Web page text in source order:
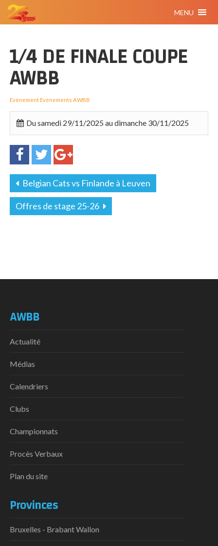
MENU
1/4 DE FINALE COUPE
AWBB
EvénementEvénements AWBB
Du samedi 29/11/2025 au dimanche 30/11/2025
Belgian Cats vs Finlande à Leuven
Offres de stage 25-26
AWBB
Actualité
Médias
Calendriers
Clubs
Championnats
Procès Verbaux
Plan du site
Provinces
Bruxelles - Brabant Wallon